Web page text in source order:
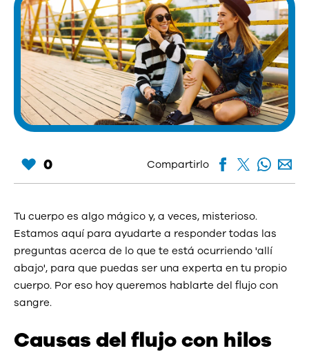
0 Compartirlo
Tu cuerpo es algo mágico y, a veces, misterioso.
Estamos aquí para ayudarte a responder todas las
preguntas acerca de lo que te está ocurriendo 'allí
abajo', para que puedas ser una experta en tu propio
cuerpo. Por eso hoy queremos hablarte del flujo con
sangre.
Causas del flujo con hilos